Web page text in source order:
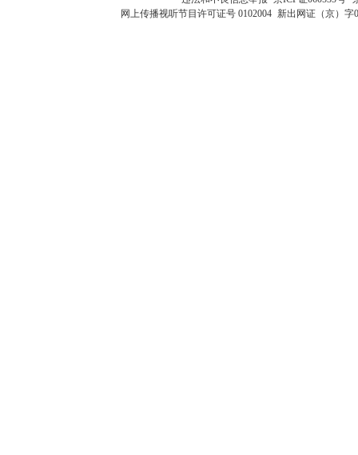
网上传播视听节目许可证号 0102004 新出网证（京）